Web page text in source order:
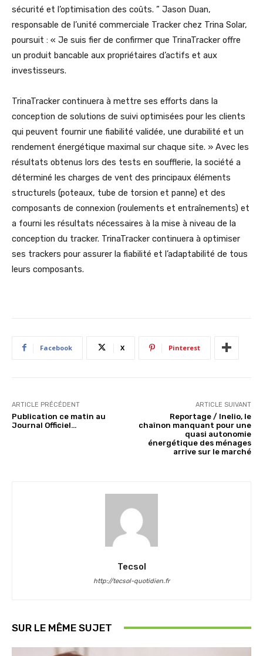
sécurité et l’optimisation des coûts. ” Jason Duan,
responsable de l’unité commerciale Tracker chez Trina Solar,
poursuit : « Je suis fier de confirmer que TrinaTracker offre
un produit bancable aux propriétaires d’actifs et aux
investisseurs.
TrinaTracker continuera à mettre ses efforts dans la
conception de solutions de suivi optimisées pour les clients
qui peuvent fournir une fiabilité validée, une durabilité et un
rendement énergétique maximal sur chaque site. » Avec les
résultats obtenus lors des tests en soufflerie, la société a
déterminé les charges de vent des principaux éléments
structurels (poteaux, tube de torsion et panne) et des
composants de connexion (roulements et entraînements) et
a fourni les résultats nécessaires à la mise à niveau de la
conception du tracker. TrinaTracker continuera à optimiser
ses trackers pour assurer la fiabilité et l’adaptabilité de tous
leurs composants.
Facebook X Pinterest
ARTICLE PRÉCÉDENT
Publication ce matin au
Journal Officiel…
ARTICLE SUIVANT
Reportage / Inelio, le
chaînon manquant pour une
quasi autonomie
énergétique des ménages
arrive sur le marché
Tecsol
http://tecsol-quotidien.fr
SUR LE MÊME SUJET